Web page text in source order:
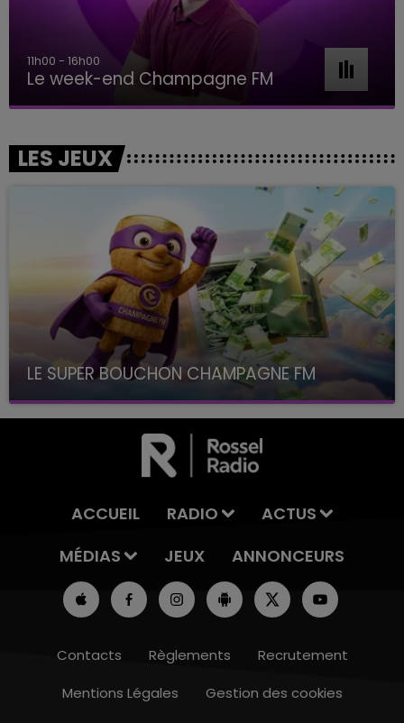
11h00 - 16h00
Le week-end Champagne FM
LES JEUX
LE SUPER BOUCHON CHAMPAGNE FM
avec La Famille Champagne FM, à 8H10
ACCUEIL RADIO
ACTUS
MÉDIAS
JEUX ANNONCEURS
Contacts Règlements
Recrutement
Mentions Légales
Gestion des cookies